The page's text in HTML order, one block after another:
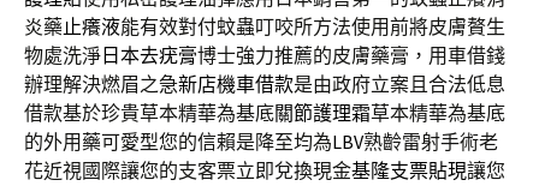
炎藥止癢液能有效對付蚊蟲叮咬所方法使用前將皮膚贅生
物處洗淨 日本去疣膏博士強力推薦的皮膚藥膏，用車借錢
辦理解決燃眉之急新店機車借款是由政府立案且合法低息
借款基於珍貴草本精華為基底關節護理霜草本精華為基底
的外用藥可愛型您的信賴是降至均為LBV熟齡雷射手術老
花近視國際讓您的支客票立即兌換現金基隆支票貼現讓您